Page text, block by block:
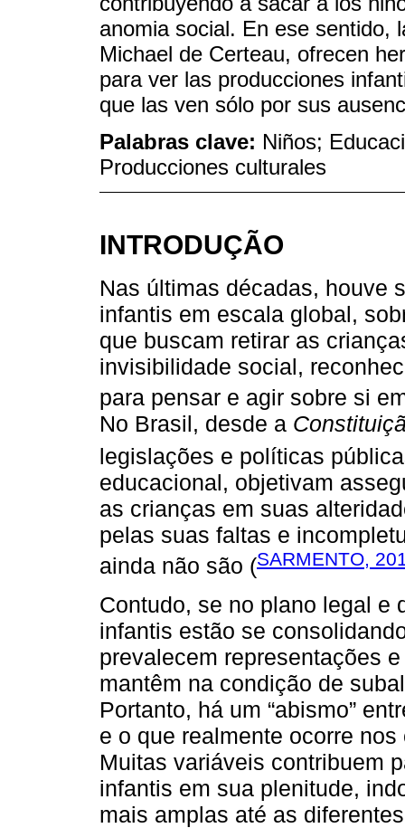
anomia social. En ese sentido,
Michael de Certeau, ofrecen
para ver las producciones
que las ven sólo por sus
Palabras clave: Niños;
Producciones culturales
INTRODUÇÃO
Nas últimas décadas, houve
infantis em escala global,
que buscam retirar as
invisibilidade social,
para pensar e agir sobre si
No Brasil, desde a
legislações e políticas
educacional, objetivam
as crianças em suas
pelas suas faltas e
ainda não são (SARMENTO,
Contudo, se no plano legal e
infantis estão se
prevalecem representações
mantêm na condição de
Portanto, há um “abismo”
e o que realmente ocorre
Muitas variáveis contribuem
infantis em sua plenitude,
mais amplas até as